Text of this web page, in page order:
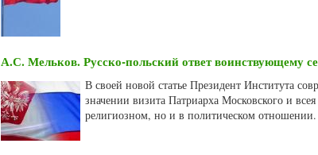
А.С. Мельков. Русско-польский ответ воинствующему
В своей новой статье Президент Института
значении визита Патриарха Московского и
религиозном, но и в политическом отношении.